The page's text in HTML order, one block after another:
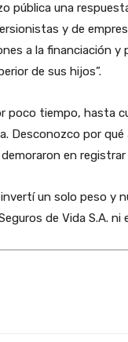
pública una
y de
a la financiación
de sus hijos”.
poco tiempo, hasta
Desconozco por
en
un solo peso y
de Vida S.A.